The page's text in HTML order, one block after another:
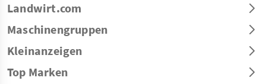
Landwirt.com
Maschinengruppen
Kleinanzeigen
Top Marken